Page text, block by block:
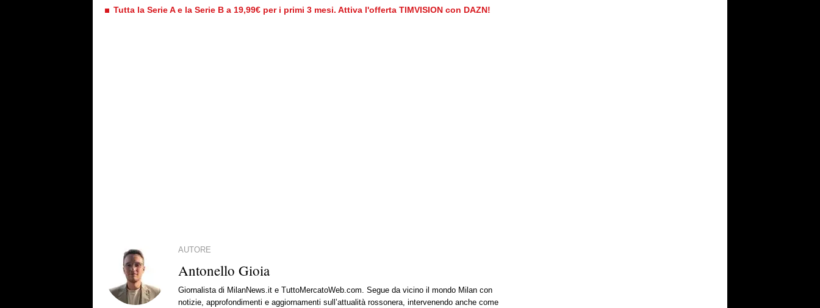
Tutta la Serie A e la Serie B a 19,99€ per i primi 3 mesi. Attiva l'offerta TIMVISION con DAZN!
AUTORE
Antonello Gioia
Giornalista di MilanNews.it e TuttoMercatoWeb.com. Segue da vicino il mondo Milan con
notizie, approfondimenti e aggiornamenti sull’attualità rossonera, intervenendo anche come